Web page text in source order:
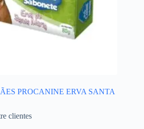
PROCANINE ERVA SANTA
clientes